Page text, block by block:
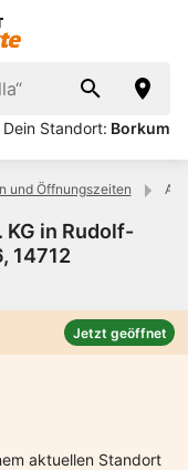
Dein Standort: Borkum
und Öffnungszeiten
KG in Rudolf-
14712
Jetzt geöffnet
aktuellen Standort